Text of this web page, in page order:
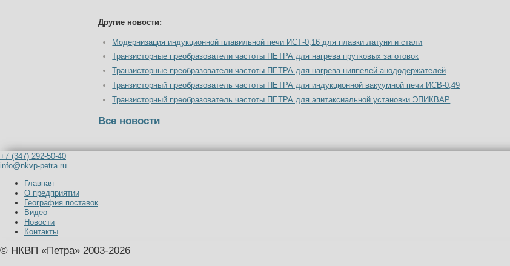
Другие новости:
Модернизация индукционной плавильной печи ИСТ-0,16 для плавки латуни и стали
Транзисторные преобразователи частоты ПЕТРА для нагрева прутковых заготовок
Транзисторные преобразователи частоты ПЕТРА для нагрева ниппелей анододержателей
Транзисторный преобразователь частоты ПЕТРА для индукционной вакуумной печи ИСВ-0,49
Транзисторный преобразователь частоты ПЕТРА для эпитаксиальной установки ЭПИКВАР
Все новости
+7 (347) 292-50-40
info@nkvp-petra.ru
Главная
О предприятии
География поставок
Видео
Новости
Контакты
© НКВП «Петра» 2003-2026